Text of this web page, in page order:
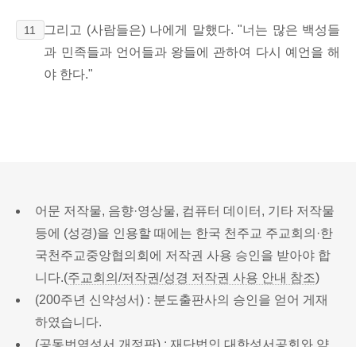
11
그리고 (사람들은) 나에게 말했다. "너는 많은 백성들
과 민족들과 언어들과 왕들에 관하여 다시 예언을 해
야 한다."
어문 저작물, 음향·영상물, 컴퓨터 데이터, 기타 저작물
등에 (성경)을 인용할 때에는 한국 천주교 주교회의·한
국천주교중앙협의회에 저작권 사용 승인을 받아야 합
니다.(주교회의/저작권/성경 저작권 사용 안내 참조)
(200주년 신약성서) : 분도출판사의 승인을 얻어 게재
하였습니다.
(공동번역성서 개정판) : 재단법인 대한성서공회와 약